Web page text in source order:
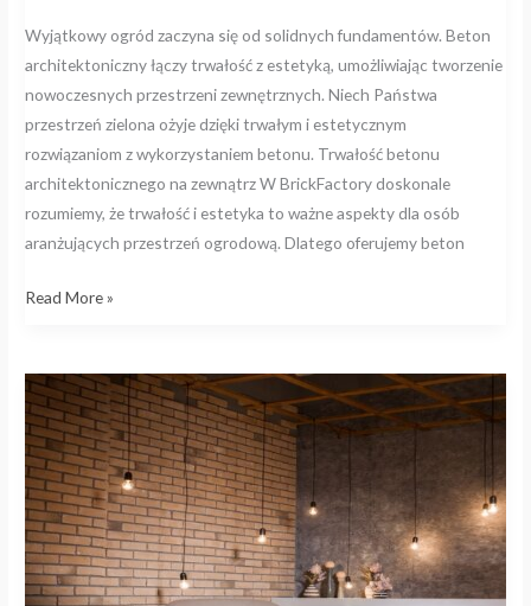
Wyjątkowy ogród zaczyna się od solidnych fundamentów. Beton
architektoniczny łączy trwałość z estetyką, umożliwiając tworzenie
nowoczesnych przestrzeni zewnętrznych. Niech Państwa
przestrzeń zielona ożyje dzięki trwałym i estetycznym
rozwiązaniom z wykorzystaniem betonu. Trwałość betonu
architektonicznego na zewnątrz W BrickFactory doskonale
rozumiemy, że trwałość i estetyka to ważne aspekty dla osób
aranżujących przestrzeń ogrodową. Dlatego oferujemy beton
Read More »
Jak
łączyć
cegłę
i
beton
w
małych
przestrzeniach,